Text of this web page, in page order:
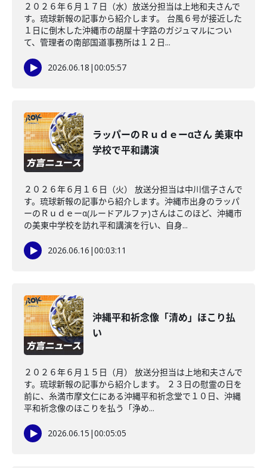
２０２６年６月１７日（水）放送分担当は上地和夫さんで
す。琉球新報の記事から紹介します。 台風６号が接近した
１日に倒木した沖縄市の胡屋十字路のガジュマルについ
て、管理者の南部国道事務所は１２日...
2026.06.18 |00:05:57
ラッパーのＲｕｄｅーαさん 美東中
学校で平和講演
２０２６年６月１６日（火） 放送分担当は中川信子さんで
す。琉球新報の記事から紹介します。沖縄市出身のラッパ
ーのＲｕｄｅーα(ルードアルファ)さんはこのほど、沖縄市
の美東中学校を訪れ平和講演を行い、自身...
2026.06.16 |00:03:11
沖縄平和祈念像「清め」ほこり払
い
２０２６年６月１５日（月） 放送分担当は上地和夫さんで
す。琉球新報の記事から紹介します。 ２３日の慰霊の日を
前に、糸満市摩文仁にある沖縄平和祈念堂で１０日、沖縄
平和祈念像のほこりを払う「浄め...
2026.06.15 |00:05:05